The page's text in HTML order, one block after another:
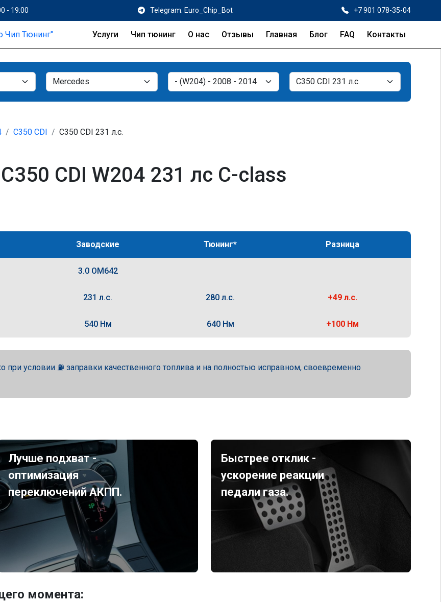
- 19:00 Telegram: Euro_Chip_Bot +7 901 078-35-04
Услуги Чип тюнинг О нас Отзывы Главная Блог FAQ Контакты
C350 CDI C350 CDI 231 л.с.
CDI W204 231 лс C-class
Заводские Тюнинг* Разница
3.0 OM642
231 л.с. 280 л.с. +49 л.с.
540 Нм 640 Нм +100 Нм
при условии ⛽ заправки качественного топлива и на полностью исправном, своевременно
Лучше подхват -
оптимизация
переключений АКПП.
Быстрее отклик -
ускорение реакции
педали газа.
момента: